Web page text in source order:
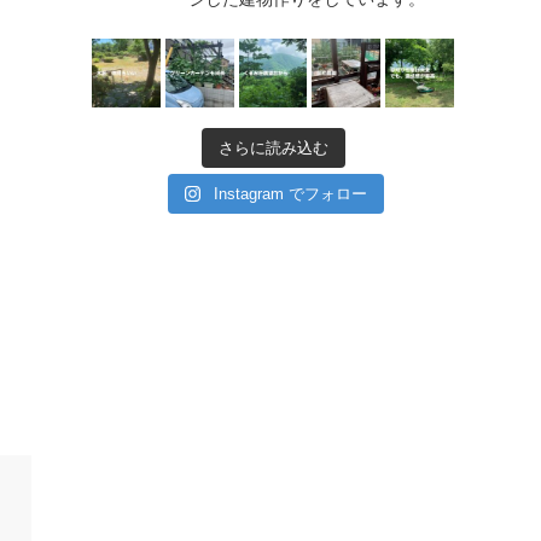
さらに読み込む
Instagram でフォロー